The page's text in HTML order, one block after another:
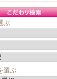
ぶ
選ぶ